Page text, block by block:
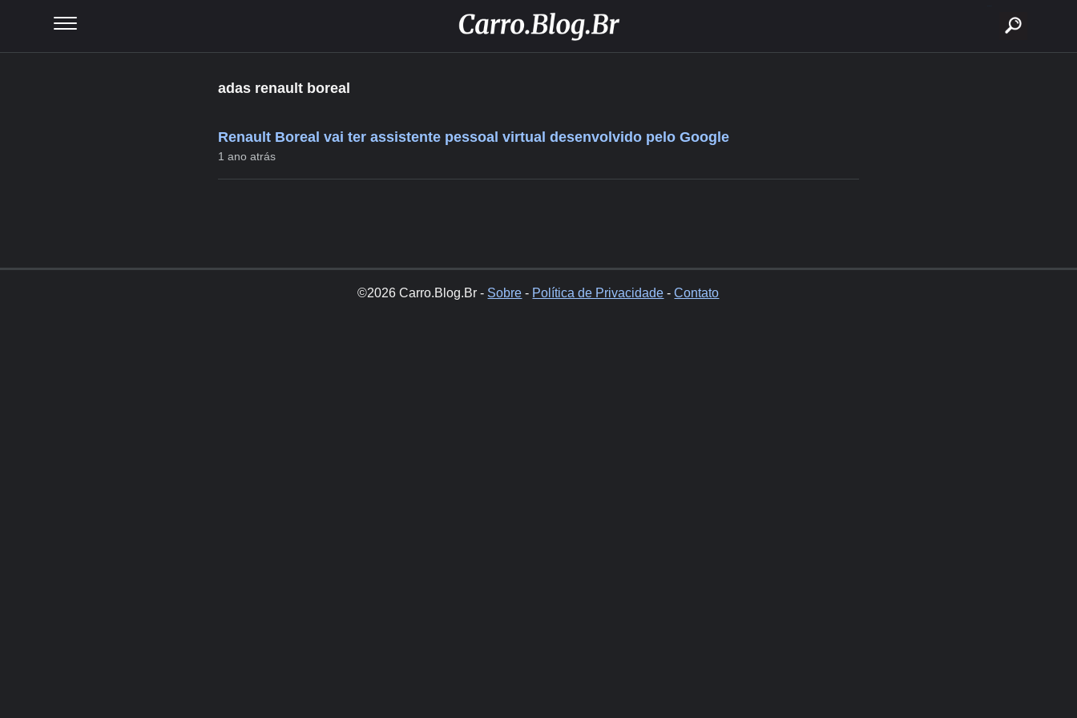
adas renault boreal
Renault Boreal vai ter assistente pessoal virtual desenvolvido pelo Google
1 ano atrás
©2026 Carro.Blog.Br - Sobre - Política de Privacidade -Contato